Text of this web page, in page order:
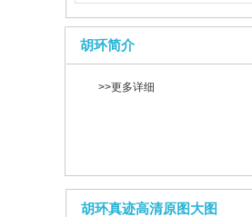
胡环简介
>>更多详细
胡环真迹高清原图大图